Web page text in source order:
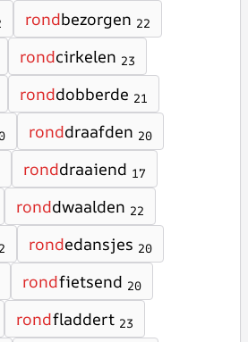
rondbezorgen 22
rondcirkelen 23
ronddobberde 21
ronddraafden 20
ronddraaiend 17
ronddwaalden 22
rondedansjes 20
rondfietsend 20
rondfladdert 23